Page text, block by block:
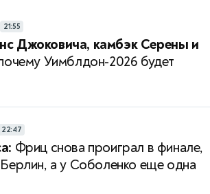
21:55
Джоковича, камбэк Серены и
Уимблдон-2026 будет
22:47
Фриц снова проиграл в финале,
а у Соболенко еще одна